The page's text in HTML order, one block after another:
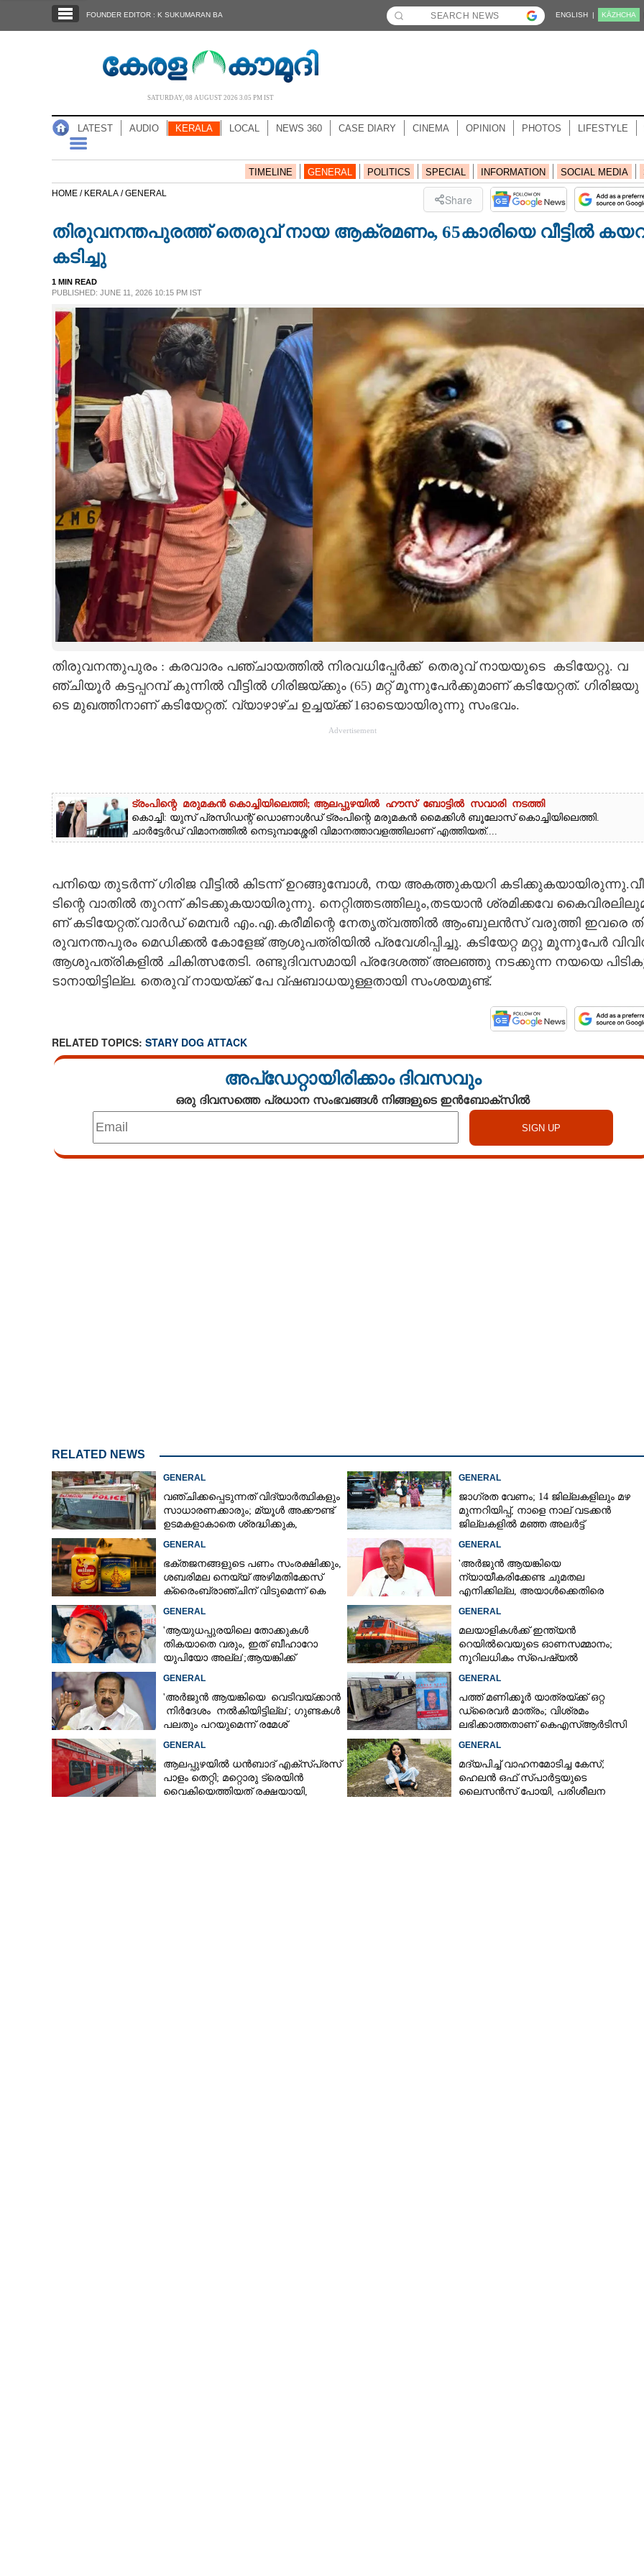
NOTIFIED NEWS
NEWS 360
CASE DIARY
LIFESTYLE
SPIRITUAL
CARTOONS
LITERATURE
CONTACT US
FOUNDER EDITOR : K SUKUMARAN BA ENGLISH | KĀZHCHA
SATURDAY, 08 AUGUST 2026 3.05 PM IST
LATEST AUDIO KERALA LOCAL NEWS 360 CASE DIARY CINEMA OPINION PHOTOS LIFESTYLE
TIMELINE GENERAL POLITICS SPECIAL INFORMATION SOCIAL MEDIA
HOME / KERALA /GENERAL Share
തിരുവനന്തപുരത്ത് തെരുവ് നായ ആക്രമണം,​ 65കാരിയെ വീട്ടിൽ
കടിച്ചു
1 MIN READ
PUBLISHED: JUNE 11, 2026 10:15 PM IST
തിരുവനന്തുപുരം ​:​ ​ക​ര​വാ​രം​ ​പ​ഞ്ചാ​യ​ത്തി​ൽ​ ​നി​ര​വ​ധി​പ്പേ​ർ​ക്ക് ​ തെരുവ് നായയുടെ ​ ​ക​ടി​യേ​റ്റു.​ ​വ​
ഞ്ചി​യൂ​ർ​ ​ക​ട്ട​പ്പ​റ​മ്പ് ​കു​ന്നി​ൽ​ ​വീ​ട്ടി​ൽ​ ​ഗി​രി​ജ​യ്ക്കും​ ​(65​)​ ​മ​റ്റ് ​മൂ​ന്നു​പേ​ർ​ക്കു​മാ​ണ് ​ക​ടി​യേ​റ്റ​ത്.​ ​ഗി​രി​ജ​യു​
ടെ​ ​മു​ഖ​ത്തി​നാ​ണ് ​ക​ടി​യേ​റ്റ​ത്.​ ​വ്യാ​ഴാ​ഴ്ച​ ​ഉ​ച്ച​യ്ക്ക് 1​ഓ​ടെ​യാ​യി​രു​ന്നു​ ​സം​ഭ​വം.
Advertisement
ട്രംപിന്റെ മരുമകൻ കൊച്ചിയിലെത്തി; ആലപ്പുഴയിൽ ഹൗസ് ബോട്ടിൽ സവാരി നടത്തി
കൊച്ചി: യുസ് പ്രസിഡന്റ് ഡൊണാൾഡ് ട്രംപിന്റെ മരുമകൻ മൈക്കിൾ ബൂലോസ് കൊച്ചിയിലെത്തി.
ചാർട്ടേർഡ് വിമാനത്തിൽ നെടുമ്പാശ്ശേരി വിമാനത്താവളത്തിലാണ് എത്തിയത്....
പ​നി​യെ​ ​തു​ട​ർ​ന്ന് ​ഗി​രി​ജ​ ​വീ​ട്ടി​ൽ​ ​കി​ട​ന്ന് ​ഉ​റ​ങ്ങു​മ്പോ​ൾ,​ ​ന​യ​ ​അ​ക​ത്തു​ക​യ​റി​ ​ക​ടി​ക്കു​ക​യാ​യി​രു​ന്നു.​വീ​
ടി​ന്റെ​ ​വാ​തി​ൽ​ ​തു​റ​ന്ന് ​കി​ട​ക്കു​ക​യാ​യി​രു​ന്നു.​ ​നെ​റ്റി​ത്ത​ട​ത്തി​ലും,​ത​ട​യാ​ൻ​ ​ശ്ര​മി​ക്ക​വേ​
ണ് ​ക​ടി​യേ​റ്റ​ത്‌.​വാ​ർ​ഡ് ​മെ​മ്പ​ർ​ ​എം.​എ.​ക​രീ​മി​ന്റെ​ ​നേ​തൃ​ത്വ​ത്തി​ൽ​ ​ആം​ബു​ല​ൻ​സ് ​വ​രു​ത്തി​ ​ഇ​വ​രെ​
രു​വ​ന​ന്ത​പു​രം​ ​മെ​ഡി​ക്ക​ൽ​ ​കോ​ളേ​ജ് ​ആ​ശു​പ​ത്രി​യി​ൽ​ ​പ്ര​വേ​ശി​പ്പി​ച്ചു. ക​ടി​യേ​റ്റ​ ​മ​റ്റു​ ​മൂ​ന്നു​പേ​ർ​
​ആ​ശു​പ​ത്രി​ക​ളി​ൽ​ ​ചി​കി​ത്സ​തേ​ടി.​ ​ര​ണ്ടു​ദി​വ​സ​മാ​യി​ ​പ്ര​ദേ​ശ​ത്ത് ​അ​ല​ഞ്ഞു​ ​ന​ട​ക്കു​ന്ന​ ​ന​യ​യെ​
ടാ​നാ​യി​ട്ടി​ല്ല. തെരുവ് നായയ്ക്ക് പേ വ്ഷബാധയുള്ളതായി സംശയമുണ്ട്.
RELATED TOPICS: STARY DOG ATTACK
അപ്ഡേറ്റായിരിക്കാം ദിവസവും
ഒരു ദിവസത്തെ പ്രധാന സംഭവങ്ങൾ നിങ്ങളുടെ ഇൻബോക്സിൽ
RELATED NEWS
GENERAL
വഞ്ചിക്കപ്പെടുന്നത് വിദ്യാർത്ഥികളും
സാധാരണക്കാരും; മ്യൂൾ അക്കൗണ്ട്
ഉടമകളാകാതെ ശ്രദ്ധിക്കുക,
GENERAL
ജാഗ്രത വേണം; 14 ജില്ലകളിലും മഴ
മുന്നറിയിപ്പ്, നാളെ നാല് വടക്കൻ
ജില്ലകളിൽ മഞ്ഞ അലർട്ട്
GENERAL
ഭക്തജനങ്ങളുടെ പണം സംരക്ഷിക്കും,
ശബരിമല നെയ്യ് അഴിമതിക്കേസ്
ക്രൈംബ്രാഞ്ചിന് വിടുമെന്ന് കെ
GENERAL
'അർജുൻ ആയങ്കിയെ
ന്യായീകരിക്കേണ്ട ചുമതല
എനിക്കില്ല, അയാൾക്കെതിരെ
GENERAL
'ആയുധപ്പുരയിലെ തോക്കുകൾ
തികയാതെ വരും, ഇത് ബീഹാറോ
യുപിയോ അല്ല';ആയങ്കിക്ക്
GENERAL
മലയാളികൾക്ക് ഇന്ത്യൻ
റെയിൽവെയുടെ ഓണസമ്മാനം;
നൂറിലധികം സ്‌പെഷ്യൽ
GENERAL
'അർജുൻ ആയങ്കിയെ വെടിവയ്ക്കാൻ
നിർദേശം നൽകിയിട്ടില്ല'; ഗുണ്ടകൾ
പലതും പറയുമെന്ന് രമേശ്
GENERAL
പത്ത് മണിക്കൂർ യാത്രയ്‌ക്ക് ഒറ്റ
ഡ്രൈവർ മാത്രം; വിശ്രമം
ലഭിക്കാത്തതാണ് കെഎസ്‌ആർടിസി
GENERAL
ആലപ്പുഴയിൽ ധൻബാദ് എക്‌സ്പ്രസ്
പാളം തെറ്റി; മറ്റൊരു ട്രെയിൻ
വൈകിയെത്തിയത് രക്ഷയായി,
GENERAL
മദ്യപിച്ച് വാഹനമോടിച്ച കേസ്;
ഹെലൻ ഒഫ് സ്പാർട്ടയുടെ
ലൈസൻസ് പോയി, പരിശീലന
തിരുവനന്തപുരത്ത് തെരുവ് നായ
കടിച്ചു